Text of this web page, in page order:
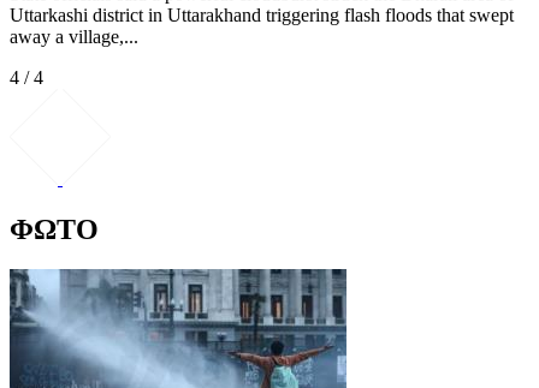
Uttarkashi district in Uttarakhand triggering flash floods that swept
away a village,...
4 / 4
ΦΩΤΟ